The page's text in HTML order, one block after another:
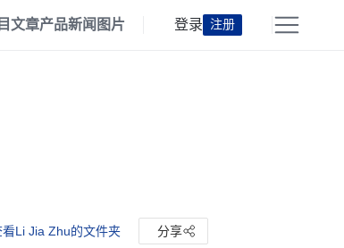
文章产品新闻 图片 登录 注册
看Li Jia Zhu的文件夹 分享